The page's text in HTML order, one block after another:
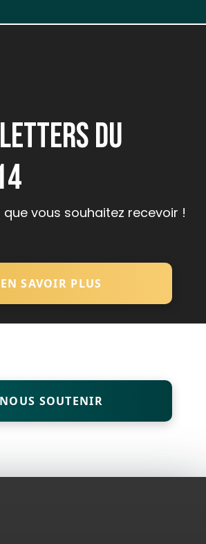
DU
que vous souhaitez recevoir !
EN SAVOIR PLUS
NOUS SOUTENIR